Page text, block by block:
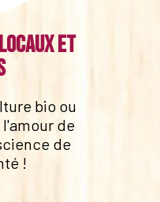
et
bio ou
de
de
!